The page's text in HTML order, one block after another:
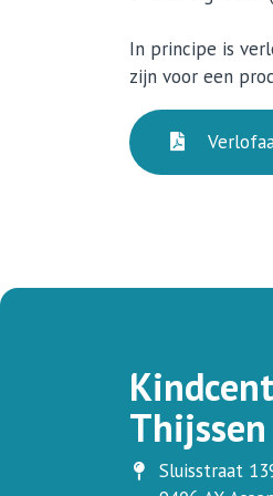
In principe is
zijn voor een
Thijssen
Sluisstraat